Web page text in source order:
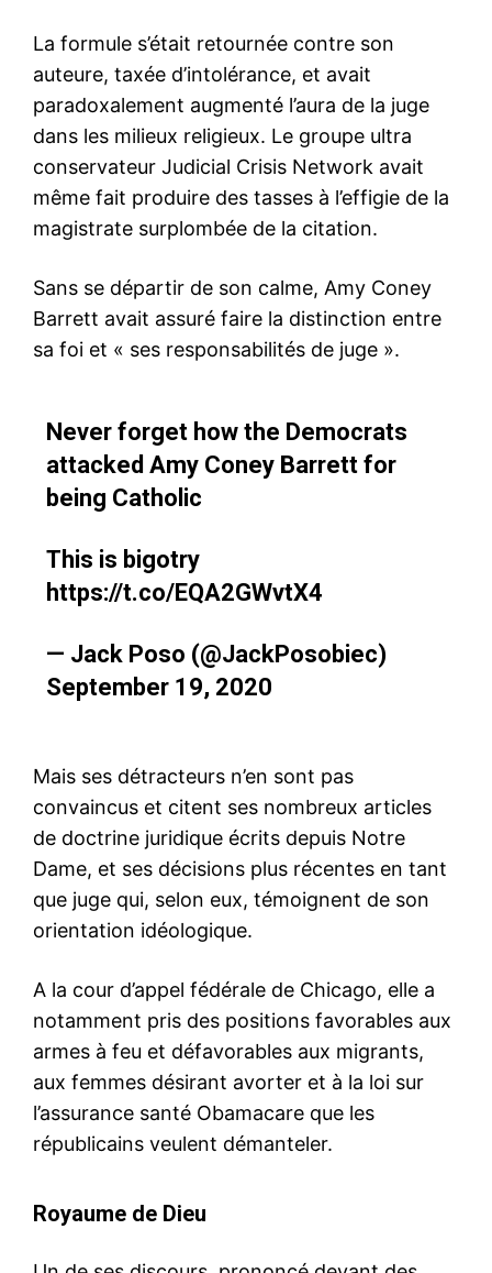
La formule s’était retournée contre son
auteure, taxée d’intolérance, et avait
paradoxalement augmenté l’aura de la juge
dans les milieux religieux. Le groupe ultra
conservateur Judicial Crisis Network avait
même fait produire des tasses à l’effigie de la
magistrate surplombée de la citation.
Sans se départir de son calme, Amy Coney
Barrett avait assuré faire la distinction entre
sa foi et « ses responsabilités de juge ».
Never forget how the Democrats
attacked Amy Coney Barrett for
being Catholic
This is bigotry
https://t.co/EQA2GWvtX4
— Jack Poso (@JackPosobiec)
September 19, 2020
Mais ses détracteurs n’en sont pas
convaincus et citent ses nombreux articles
de doctrine juridique écrits depuis Notre
Dame, et ses décisions plus récentes en tant
que juge qui, selon eux, témoignent de son
orientation idéologique.
A la cour d’appel fédérale de Chicago, elle a
notamment pris des positions favorables aux
armes à feu et défavorables aux migrants,
aux femmes désirant avorter et à la loi sur
l’assurance santé Obamacare que les
républicains veulent démanteler.
Royaume de Dieu